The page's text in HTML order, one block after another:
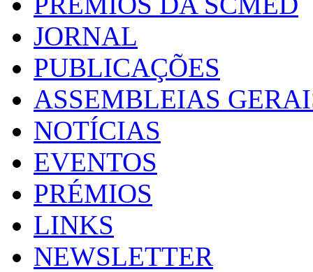
JORNAL
PUBLICAÇÕES
ASSEMBLEIAS
NOTÍCIAS
EVENTOS
PRÉMIOS
LINKS
NEWSLETTER